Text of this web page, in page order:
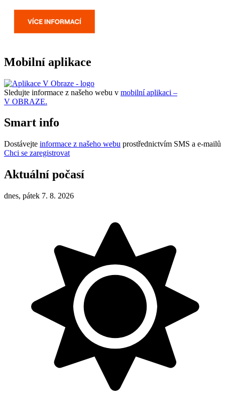
Mobilní aplikace
Sledujte informace z našeho webu v mobilní aplikaci –
V OBRAZE.
Smart info
Dostávejte informace z našeho webu prostřednictvím SMS a e-mailů
Chci se zaregistrovat
Aktuální počasí
dnes, pátek 7. 8. 2026